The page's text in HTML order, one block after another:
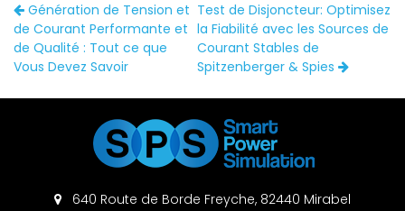
Génération de Tension et
de Courant Performante et
de Qualité : Tout ce que
Vous Devez Savoir
Test de Disjoncteur: Optimisez
la Fiabilité avec les Sources de
Courant Stables de
Spitzenberger & Spies
640 Route de Borde Freyche, 82440 Mirabel